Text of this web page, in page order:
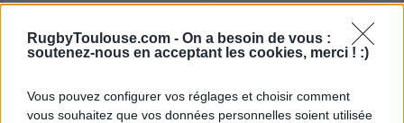
RugbyToulouse.com - On a besoin de vous :
soutenez-nous en acceptant les cookies, merci ! :)
Vous pouvez configurer vos réglages et choisir comment
vous souhaitez que vos données personnelles soient utilisée
March 11, 2025